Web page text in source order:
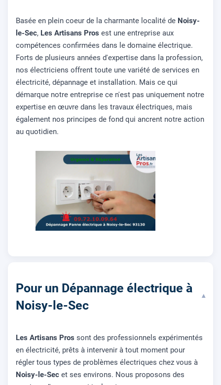
Basée en plein coeur de la charmante localité de Noisy-
le-Sec, Les Artisans Pros est une entreprise aux
compétences confirmées dans le domaine électrique.
Forts de plusieurs années d'expertise dans la profession,
nos électriciens offrent toute une variété de services en
électricité, dépannage et installation. Mais ce qui
démarque notre entreprise ce n'est pas uniquement notre
expertise en œuvre dans les travaux électriques, mais
également nos principes de fond qui ancrent notre action
au quotidien.
Pour un Dépannage électrique à
Noisy-le-Sec
▾
Les Artisans Pros sont des professionnels expérimentés
en électricité, prêts à intervenir à tout moment pour
régler tous types de problèmes électriques chez vous à
Noisy-le-Sec et ses environs. Nous proposons des